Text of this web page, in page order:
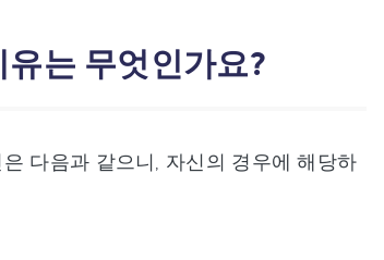
는 무엇인가요?
다음과 같으니, 자신의 경우에 해당하